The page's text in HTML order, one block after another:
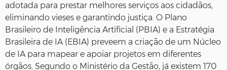
adotada para prestar melhores serviços aos cidadãos,
eliminando vieses e garantindo justiça. O Plano
Brasileiro de Inteligência Artificial (PBIA) e a Estratégia
Brasileira de IA (EBIA) preveem a criação de um Núcleo
de IA para mapear e apoiar projetos em diferentes
órgãos. Segundo o Ministério da Gestão, já existem 170